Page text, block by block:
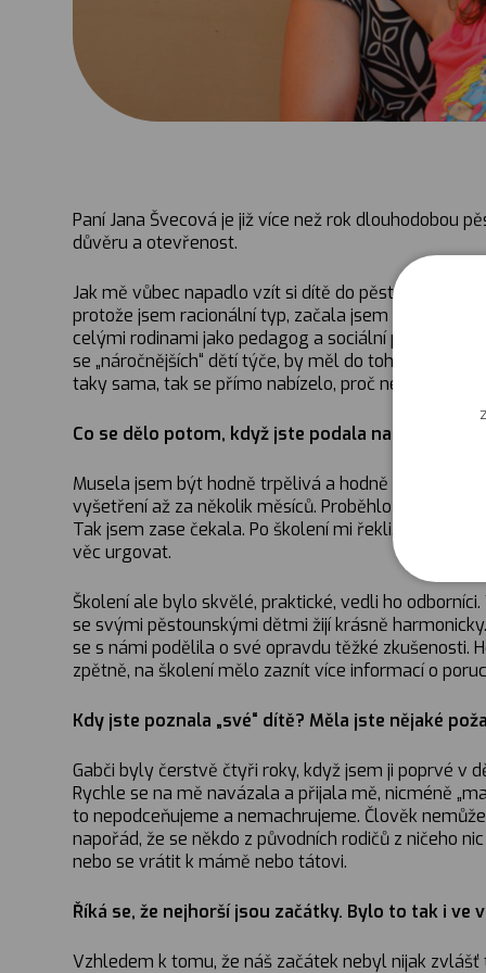
Paní Jana Švecová je již více než rok dlouhodobou
důvěru a otevřenost.
Jak mě vůbec napadlo vzít si dítě do pěstounské
protože jsem racionální typ, začala jsem si to
celými rodinami jako pedagog a sociální pracovník
se „náročnějších“ dětí týče, by měl do toho jít? V
taky sama, tak se přímo nabízelo, proč
Co se dělo potom, když jste podala na obecním
Musela jsem být hodně trpělivá a hodně čekat. V
vyšetření až za několik měsíců. Proběhlo v srpnu.
Tak jsem zase čekala. Po školení mi řekli, že do
věc urgovat.
Školení ale bylo skvělé, praktické, vedli ho
se svými pěstounskými dětmi žijí krásně
se s námi podělila o své opravdu těžké zkušenosti.
zpětně, na školení mělo zaznít více informací o
Kdy jste poznala „své“ dítě? Měla jste nějaké
Gabči byly čerstvě čtyři roky, když jsem ji poprvé v
Rychle se na mě navázala a přijala mě, nicméně
to nepodceňujeme a nemachrujeme. Člověk
napořád, že se někdo z původních rodičů z ničeho
nebo se vrátit k mámě nebo tátovi.
Říká se, že nejhorší jsou začátky. Bylo to tak i ve
Vzhledem k tomu, že náš začátek nebyl nijak